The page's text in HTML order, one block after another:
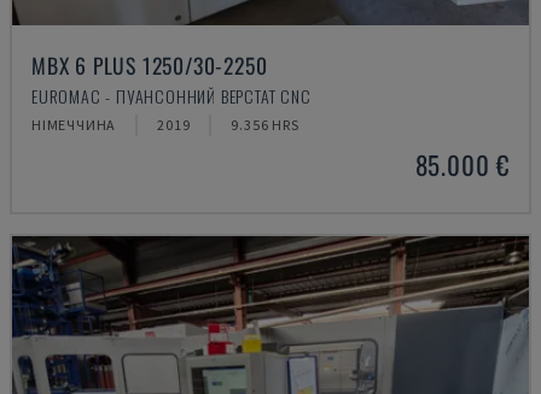
MBX 6 PLUS 1250/30-2250
EUROMAC - ПУАНСОННИЙ ВЕРСТАТ CNC
НІМЕЧЧИНА 2019 9.356 HRS
85.000 €